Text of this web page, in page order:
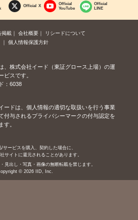
Official X
Official
YouTube
Official
LINE
掲載 会社概要
リシードについて
個人情報保護方針
、株式会社イード（東証グロース上場）の運
ビスです。
：6038
ードは、個人情報の適切な取扱いを行う事業
付与されるプライバシーマークの付与認定を
す。
サービスを購入、契約した場合に、
サイトに還元されることがあります。
見出し・写真・画像の無断転載を禁じます。
© 2026 IID, Inc.